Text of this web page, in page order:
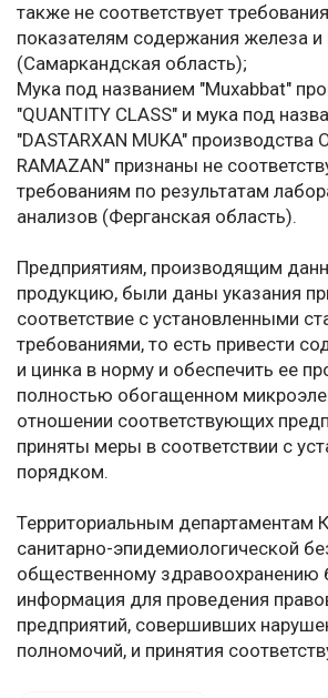
также не соответствует
показателям содержания железа и
(Самаркандская область);
Мука под названием "Muxabbat"
"QUANTITY CLASS" и мука под
"DASTARXAN MUKA" производства
RAMAZAN" признаны не
требованиям по результатам
анализов (Ферганская область).
Предприятиям, производящим
продукцию, были даны указания
соответствие с установленными
требованиями, то есть привести
и цинка в норму и обеспечить ее
полностью обогащенном
отношении соответствующих
приняты меры в соответствии с
порядком.
Территориальным департаментам
санитарно-эпидемиологической
общественному здравоохранению
информация для проведения
предприятий, совершивших
полномочий, и принятия